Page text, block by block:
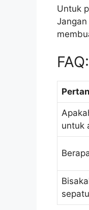
Untuk
FAQ:
untuk